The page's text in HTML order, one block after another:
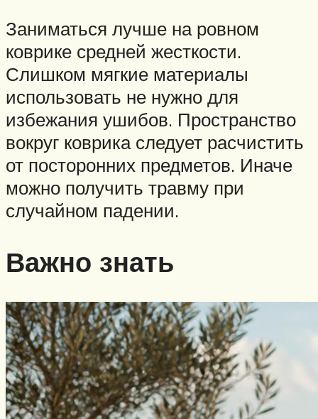
Заниматься лучше на ровном
коврике средней жесткости.
Слишком мягкие материалы
использовать не нужно для
избежания ушибов. Пространство
вокруг коврика следует расчистить
от посторонних предметов. Иначе
можно получить травму при
случайном падении.
Важно знать